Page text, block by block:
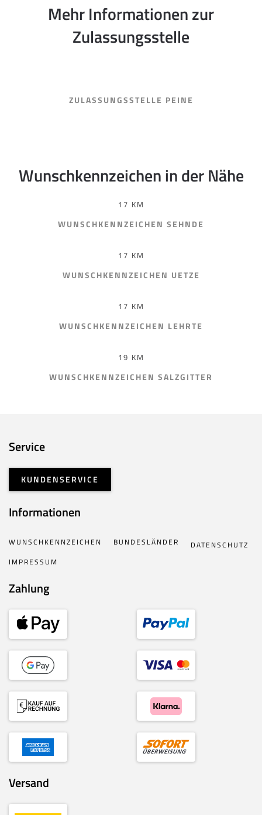
Mehr Informationen zur
Zulassungsstelle
ZULASSUNGSSTELLE PEINE
Wunschkennzeichen in der Nähe
17 KM
WUNSCHKENNZEICHEN SEHNDE
17 KM
WUNSCHKENNZEICHEN UETZE
17 KM
WUNSCHKENNZEICHEN LEHRTE
19 KM
WUNSCHKENNZEICHEN SALZGITTER
Service
KUNDENSERVICE
Informationen
WUNSCHKENNZEICHEN BUNDESLÄNDER
DATENSCHUTZ
IMPRESSUM
Zahlung
Versand